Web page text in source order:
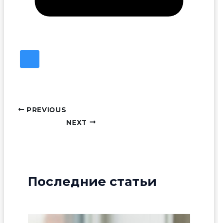
PREVIOUS
NEXT
Последние статьи